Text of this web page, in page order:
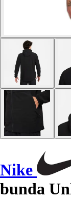
Nike
bunda